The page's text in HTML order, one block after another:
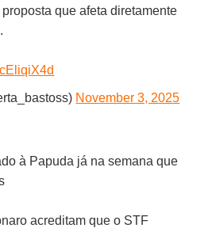
que afeta diretamente
November 3, 2025
à Papuda já na semana que
acreditam que o STF